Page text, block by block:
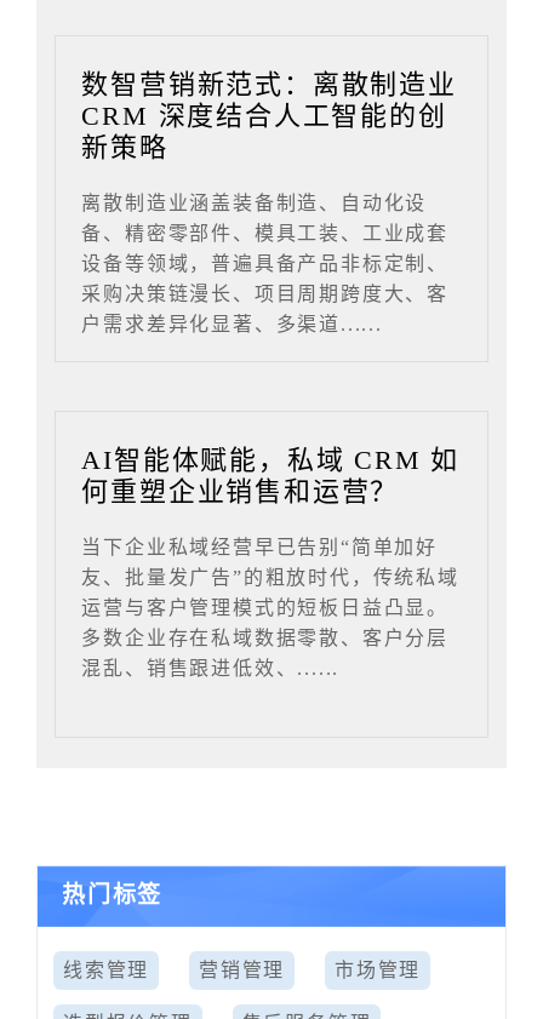
数智营销新范式：离散制造业
CRM 深度结合人工智能的创
新策略
离散制造业涵盖装备制造、自动化设
备、精密零部件、模具工装、工业成套
设备等领域，普遍具备产品非标定制、
采购决策链漫长、项目周期跨度大、客
户需求差异化显著、多渠道......
AI智能体赋能，私域 CRM 如
何重塑企业销售和运营？
当下企业私域经营早已告别“简单加好
友、批量发广告”的粗放时代，传统私域
运营与客户管理模式的短板日益凸显。
多数企业存在私域数据零散、客户分层
混乱、销售跟进低效、......
热门标签
线索管理 营销管理 市场管理